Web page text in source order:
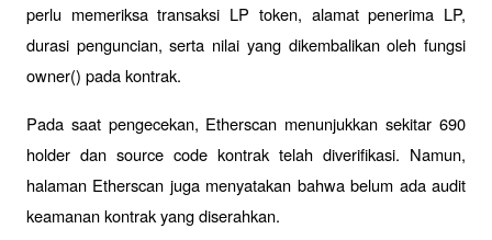
perlu memeriksa transaksi LP token, alamat penerima LP,
durasi penguncian, serta nilai yang dikembalikan oleh fungsi
owner() pada kontrak.
Pada saat pengecekan, Etherscan menunjukkan sekitar 690
holder dan source code kontrak telah diverifikasi. Namun,
halaman Etherscan juga menyatakan bahwa belum ada audit
keamanan kontrak yang diserahkan.